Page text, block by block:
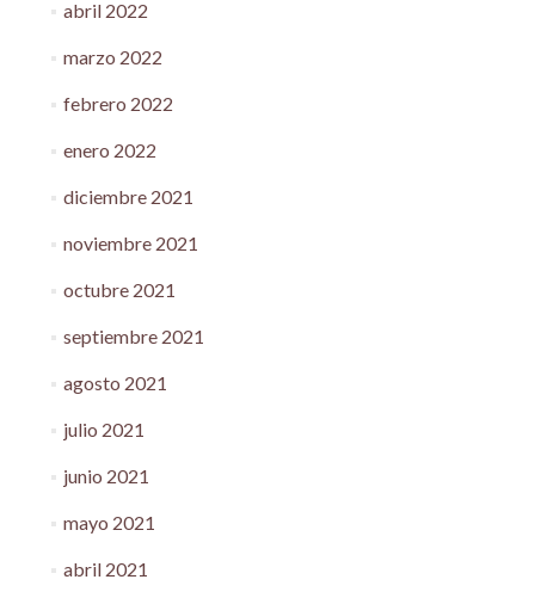
abril 2022
marzo 2022
febrero 2022
enero 2022
diciembre 2021
noviembre 2021
octubre 2021
septiembre 2021
agosto 2021
julio 2021
junio 2021
mayo 2021
abril 2021